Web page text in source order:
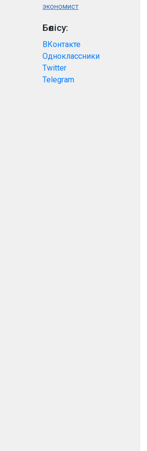
экономист
Бөлісу:
ВКонтакте
Одноклассники
Twitter
Telegram